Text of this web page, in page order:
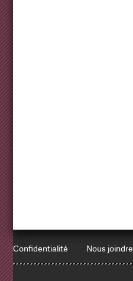
Confidentialité Nous joindre